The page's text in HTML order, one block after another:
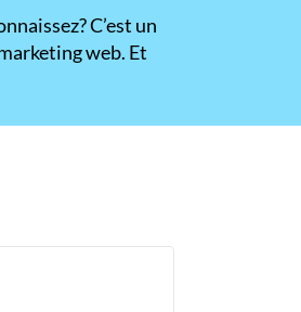
C’est un
web. Et